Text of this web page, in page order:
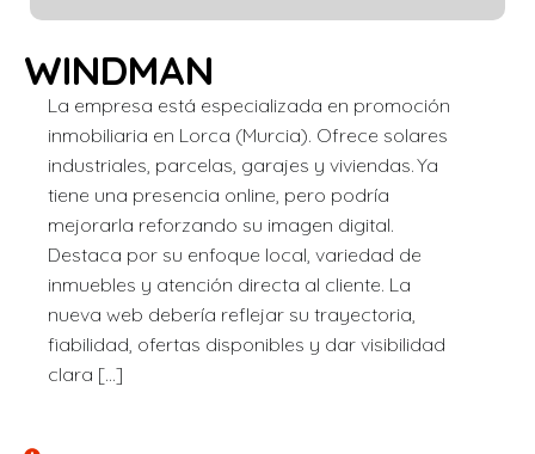
WINDMAN
La empresa está especializada en promoción
inmobiliaria en Lorca (Murcia). Ofrece solares
industriales, parcelas, garajes y viviendas. Ya
tiene una presencia online, pero podría
mejorarla reforzando su imagen digital.
Destaca por su enfoque local, variedad de
inmuebles y atención directa al cliente. La
nueva web debería reflejar su trayectoria,
fiabilidad, ofertas disponibles y dar visibilidad
clara […]